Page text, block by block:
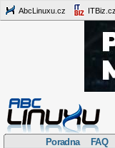
AbcLinuxu.cz ITBiz.cz
Poradna FAQ